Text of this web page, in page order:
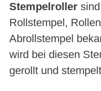
Stempelrollersind
Rollstempel,
Abrollstempel
wird bei diesen
gerollt und